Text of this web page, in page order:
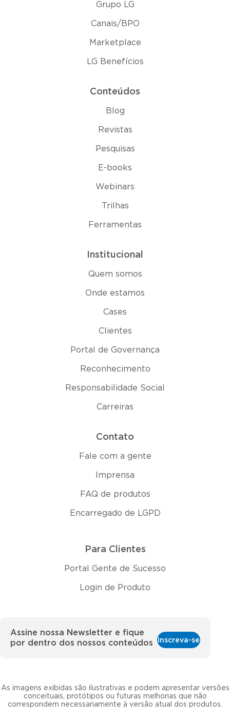
Grupo LG
Canais/BPO
Marketplace
LG Benefícios
Conteúdos
Blog
Revistas
Pesquisas
E-books
Webinars
Trilhas
Ferramentas
Institucional
Quem somos
Onde estamos
Cases
Clientes
Portal de Governança
Reconhecimento
Responsabilidade Social
Carreiras
Contato
Fale com a gente
Imprensa
FAQ de produtos
Encarregado de LGPD
Para Clientes
Portal Gente de Sucesso
Login de Produto
As imagens exibidas são ilustrativas e podem apresentar versões
conceituais, protótipos ou futuras melhorias que não
correspondem necessariamente à versão atual dos produtos.
Assine nossa Newsletter e fique
por dentro dos nossos conteúdos
Inscreva-se